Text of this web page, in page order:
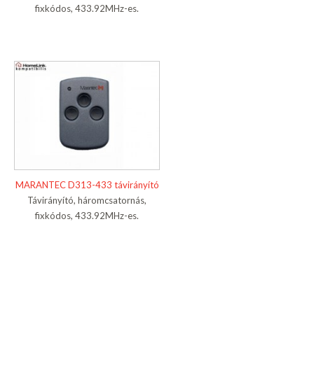
fixkódos, 433.92MHz-es.
MARANTEC D313-433 távirányító
Távirányító, háromcsatornás,
fixkódos, 433.92MHz-es.